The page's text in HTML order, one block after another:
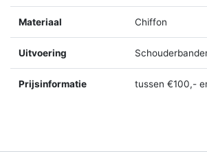
Materiaal Chiffon
Uitvoering
Prijsinformatie tussen €100,-